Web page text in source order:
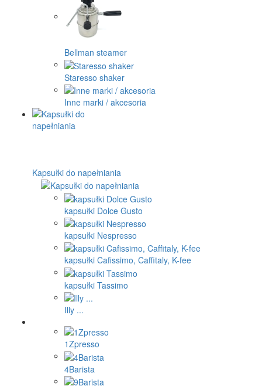
Bellman steamer
Staresso shaker
Inne marki / akcesoria
Kapsułki do napełniania
kapsułki Dolce Gusto
kapsułki Nespresso
kapsułki Cafissimo, Caffitaly, K-fee
kapsułki Tassimo
Illy ...
1Zpresso
4Barista